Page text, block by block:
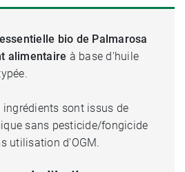
bio de Palmarosa
alimentaire à base d'huile
ingrédients sont issus de
sans pesticide/fongicide
utilisation d'OGM.